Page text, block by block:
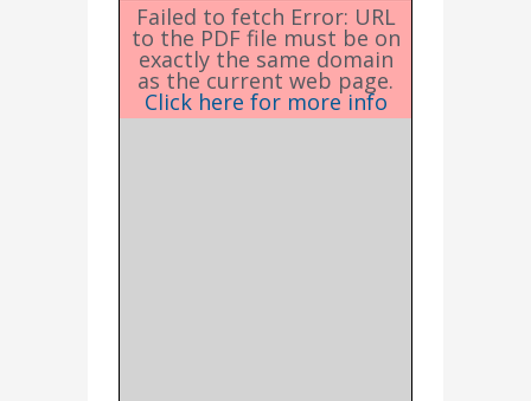
Failed to fetch Error: URL
to the PDF file must be on
exactly the same domain
as the current web page.
Click here for more info